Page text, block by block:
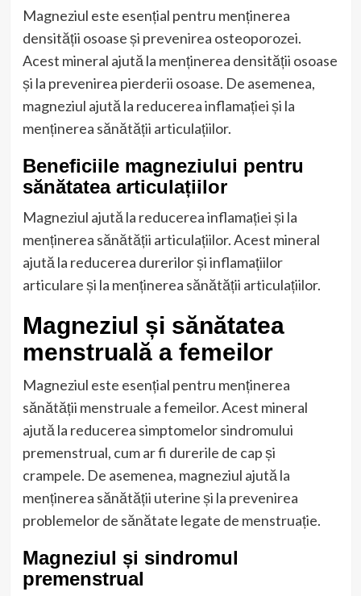
Magneziul este esențial pentru menținerea
densității osoase și prevenirea osteoporozei.
Acest mineral ajută la menținerea densității osoase
și la prevenirea pierderii osoase. De asemenea,
magneziul ajută la reducerea inflamației și la
menținerea sănătății articulațiilor.
Beneficiile magneziului pentru
sănătatea articulațiilor
Magneziul ajută la reducerea inflamației și la
menținerea sănătății articulațiilor. Acest mineral
ajută la reducerea durerilor și inflamațiilor
articulare și la menținerea sănătății articulațiilor.
Magneziul și sănătatea
menstruală a femeilor
Magneziul este esențial pentru menținerea
sănătății menstruale a femeilor. Acest mineral
ajută la reducerea simptomelor sindromului
premenstrual, cum ar fi durerile de cap și
crampele. De asemenea, magneziul ajută la
menținerea sănătății uterine și la prevenirea
problemelor de sănătate legate de menstruație.
Magneziul și sindromul
premenstrual